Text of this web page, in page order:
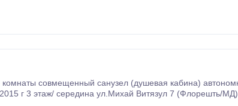
г 3 этаж/ середина ул.Михай Витязул 7 (Флорешть/МД).